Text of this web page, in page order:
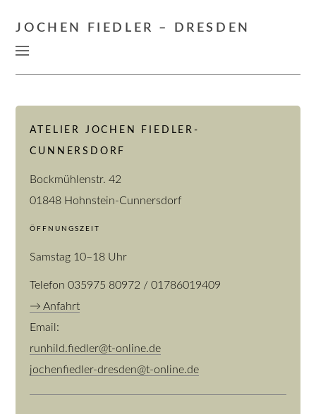
JOCHEN FIEDLER – DRESDEN
ATELIER JOCHEN FIEDLER-
CUNNERSDORF
Bockmühlenstr. 42
01848 Hohnstein-Cunnersdorf
ÖFFNUNGSZEIT
Samstag 10–18 Uhr
Telefon 035975 80972 / 01786019409
→ Anfahrt
Email:
runhild.fiedler@t-online.de
jochenfiedler-dresden@t-online.de